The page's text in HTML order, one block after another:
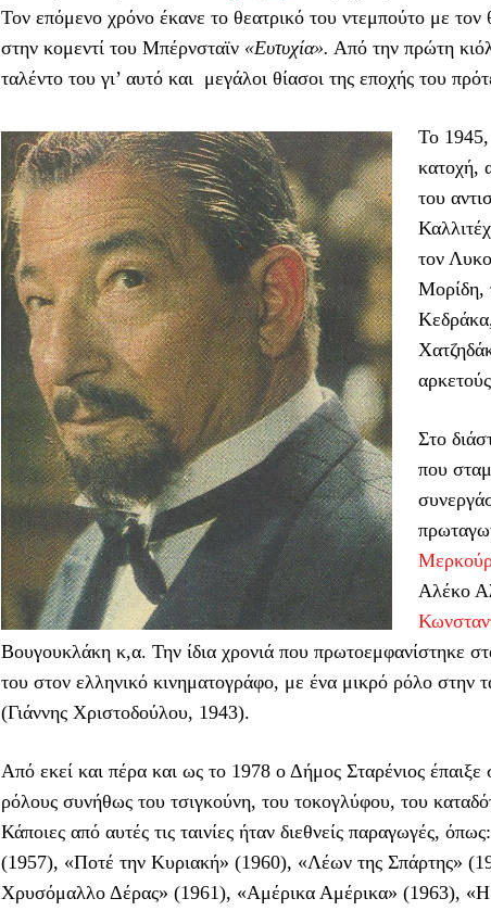
Τον επόμενο χρόνο έκανε το θεατρικό του ντεμπούτο με
στην κομεντί του Μπέρνσταϊν «Ευτυχία». Από την πρώτη
ταλέντο του γι’ αυτό και μεγάλοι θίασοι της εποχής του
Το
κατοχή,
του
τον
Μορίδη,
Στο
που
Αλέκο
Βουγουκλάκη κ,α. Την ίδια χρονιά που πρωτοεμφανίστηκε
του στον ελληνικό κινηματογράφο, με ένα μικρό ρόλο στην
(Γιάννης Χριστοδούλου, 1943).
Από εκεί και πέρα και ως το 1978 ο Δήμος Σταρένιος έπαιξε
ρόλους συνήθως του τσιγκούνη, του τοκογλύφου, του
Κάποιες από αυτές τις ταινίες ήταν διεθνείς παραγωγές,
(1957), «Ποτέ την Κυριακή» (1960), «Λέων της Σπάρτης»
Χρυσόμαλλο Δέρας» (1961), «Αμέρικα Αμέρικα» (1963),